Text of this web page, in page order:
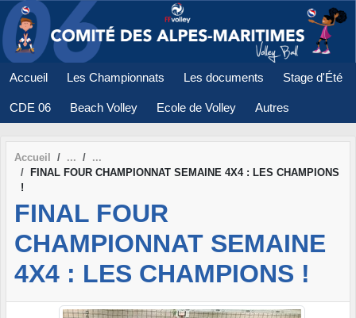
Accueil Les Championnats Les documents Stage d'Été
CDE 06 Beach Volley Ecole de Volley Autres
Accueil
FINAL FOUR CHAMPIONNAT SEMAINE 4X4 : LES CHAMPIONS
!
FINAL FOUR
CHAMPIONNAT SEMAINE
4X4 : LES CHAMPIONS !
Panneau de gestion des cookies